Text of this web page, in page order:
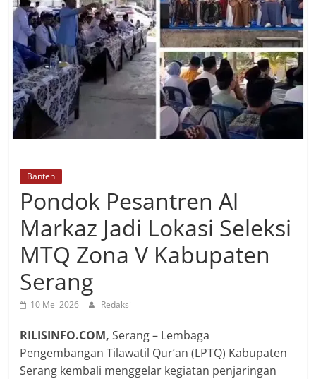
Banten
Pondok Pesantren Al
Markaz Jadi Lokasi Seleksi
MTQ Zona V Kabupaten
Serang
10 Mei 2026 Redaksi
RILISINFO.COM, Serang – Lembaga
Pengembangan Tilawatil Qur’an (LPTQ) Kabupaten
Serang kembali menggelar kegiatan penjaringan